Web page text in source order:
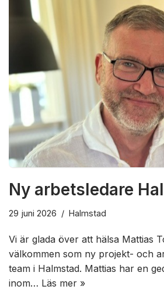
Ny arbetsledare
29 juni 2026 Halmstad
Vi är glada över att hälsa Mattias
välkommen som ny projekt- och
team i Halmstad. Mattias har en
inom… Läs mer »